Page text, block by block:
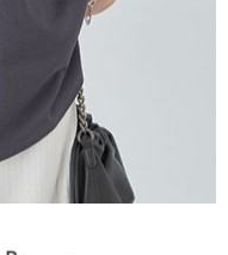
護人之同意方可使用
之損失，本公司不負相關責
帳號之用戶狀況，依本公司即
情形，本公司將視審查結果
。若發現惡意使用之情形，
額度並採取法律行動。